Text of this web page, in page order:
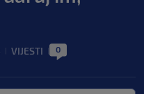
VIJESTI 0